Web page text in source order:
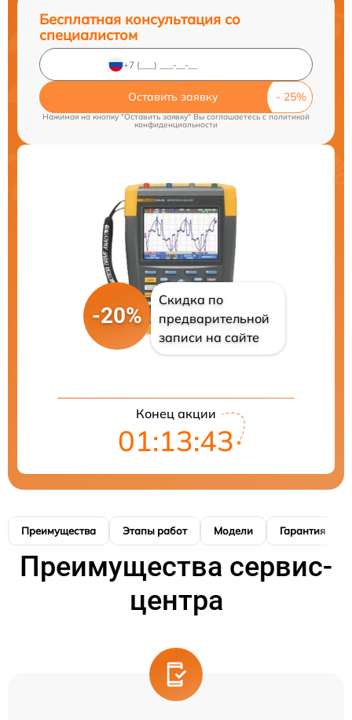
Бесплатная консультация со
специалистом
Оставить заявку
Нажимая на кнопку "Оставить заявку" Вы соглашаетесь cполитикой
конфиденциальности
-20%
Скидка по
предварительной
записи на сайте
Конец акции
01:13:42
Преимущества Этапы работ Модели Гарантия
Преимущества сервис-
центра